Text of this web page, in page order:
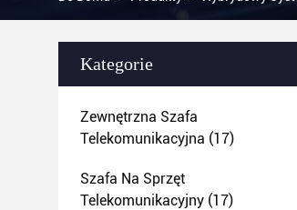
Kategorie
Zewnętrzna Szafa
Telekomunikacyjna (17)
Szafa Na Sprzęt
Telekomunikacyjny (17)